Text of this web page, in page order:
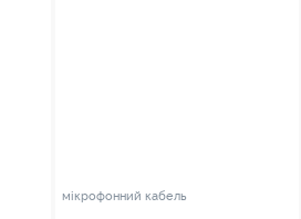
мікрофонний кабель